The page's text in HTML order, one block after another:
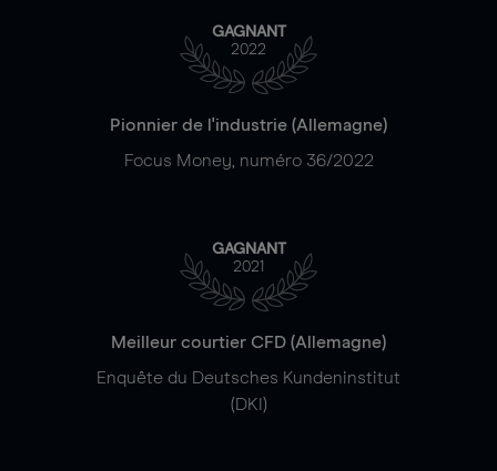
GAGNANT
2022
Pionnier de l'industrie (Allemagne)
Focus Money, numéro 36/2022
GAGNANT
2021
Meilleur courtier CFD (Allemagne)
Enquête du Deutsches Kundeninstitut
(DKI)